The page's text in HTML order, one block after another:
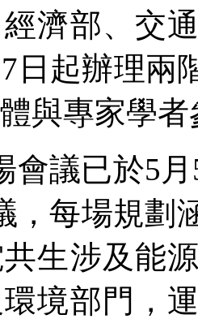
濟部、交
日起辦理兩
與專家學
會議已於5
，每場規劃
生涉及能
境部門，